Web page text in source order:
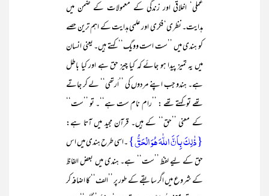
عملی‘ اخلاقی اور زندگی کے معمولات کے ضمن میں
ہدایت۔ نظری‘ فکری اور علمی ہدایت کے اہم ترین حصے
کو ہندی میں ’’ست است وویگ‘‘ کہتے ہیں۔ یعنی انسان
میں یہ تمیز پیدا ہو جائے کہ کیا چیز حق ہے اور کیا باطل
ہے۔ ہندو جب اپنے مردوں کی ’’اَرتھی‘‘ لے کر جاتے
تھے تو کہتے تھے : ’’رام نام ست ہے‘‘۔ تو ’’ست‘‘
کے معنی ’’حق‘‘ کے ہیں۔ قرآن مجید میں آتا ہے:
{ذٰلِکَ بِاَنَّ اللّٰہَ ھُوَ الْحَقُّ}۔اسی طرح ہندی میں اس
حق کے لیے لفظ ’’ست‘‘ ہے۔ ہندی میں بعض الفاظ
کے شروع میں اگر سابقے کے طور پر ’’الف‘‘ کا اضافہ کر